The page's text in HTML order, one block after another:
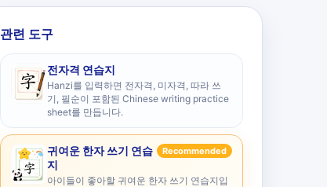
관련 도구
전자격 연습지
Hanzi를 입력하면 전자격, 미자격, 따라 쓰
기, 필순이 포함된 Chinese writing practice
sheet를 만듭니다.
귀여운 한자 쓰기 연습
지
Recommended
아이들이 좋아할 귀여운 한자 쓰기 연습지입